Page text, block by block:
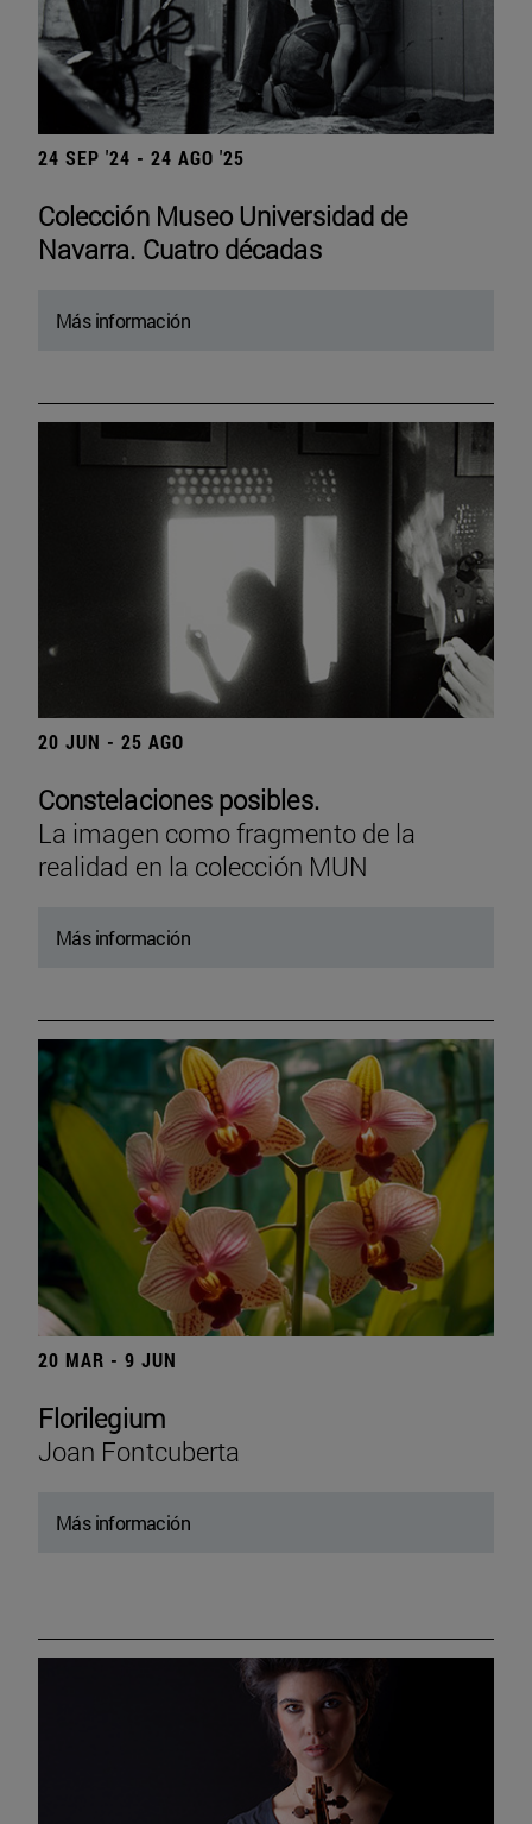
24 SEP '24 - 24 AGO '25
Colección Museo Universidad de
Navarra. Cuatro décadas
Más información
20 JUN - 25 AGO
Constelaciones posibles.
La imagen como fragmento de la
realidad en la colección MUN
Más información
20 MAR - 9 JUN
Florilegium
Joan Fontcuberta
Más información